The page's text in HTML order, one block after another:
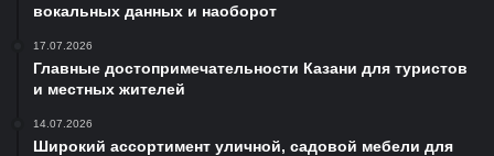
вокальных данных и наоборот
17.07.2026
Главные достопримечательности Казани для туристов
и местных жителей
14.07.2026
Широкий ассортимент уличной, садовой мебели для